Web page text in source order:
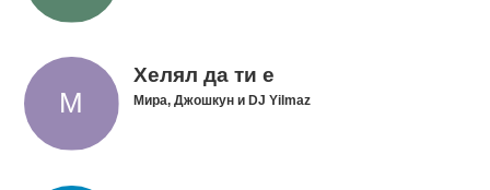
Хелял да ти е
Мира, Джошкун и DJ Yilmaz